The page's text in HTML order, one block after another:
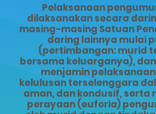
Pelaksanaan
dilaksanakan secara
masing-masing Satuan
daring lainnya mulai
(pertimbangan: murid
bersama keluarganya),
menjamin
kelulusan terselenggara
aman, dan kondusif, serta
perayaan (euforia)